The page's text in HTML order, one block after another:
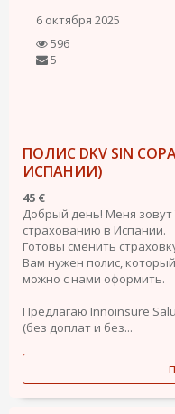
6 октября 2025
596
5
ПОЛИС DKV SIN
ИСПАНИИ)
45 €
Добрый день! Меня
страхованию в Испании.
Готовы сменить
Вам нужен полис,
можно с нами оформить.
Предлагаю Innoinsure
(без доплат и без...